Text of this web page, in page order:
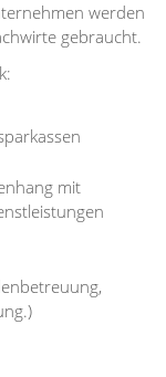
werden
gebraucht.
mit